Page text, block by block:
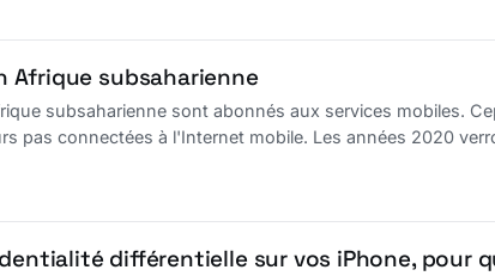
Afrique subsaharienne
subsaharienne sont abonnés aux services mobiles.
pas connectées à l'Internet mobile. Les années 2020
différentielle sur vos iPhone, pour